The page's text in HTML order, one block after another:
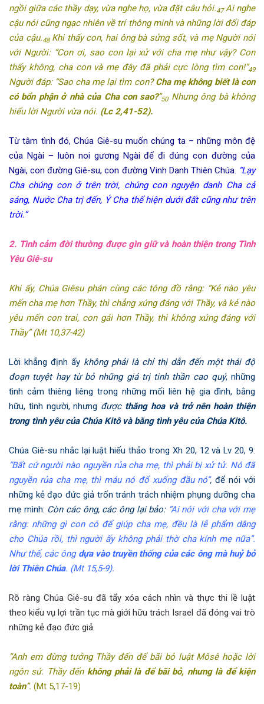
ngồi giữa các thầy dạy, vừa nghe họ, vừa đặt câu hỏi.47Ai nghe
cậu nói cũng ngạc nhiên về trí thông minh và những lời đối đáp
của cậu.48Khi thấy con, hai ông bà sửng sốt, và mẹ Người nói
với Người: “Con ơi, sao con lại xử với cha mẹ như vậy? Con
thấy không, cha con và mẹ đây đã phải cực lòng tìm con!”49
Người đáp: “Sao cha mẹ lại tìm con?Cha mẹ không biết là con
có bổn phận ở nhà của Cha con sao?”50Nhưng ông bà không
hiểu lời Người vừa nói. (Lc 2,41-52).
Từ tâm tình đó, Chúa Giê-su muốn chúng ta – những môn đệ
của Ngài – luôn noi gương Ngài để đi đúng con đường của
Ngài, con đường Giê-su, con đường Vinh Danh Thiên Chúa. “Lạy
Cha chúng con ở trên trời, chúng con nguyện danh Cha cả
sáng, Nước Cha trị đến, Ý Cha thể hiện dưới đất cũng như trên
trời.”
2. Tình cảm đời thường được gìn giữ và hoàn thiện trong Tình
Yêu Giê-su
Khi ấy, Chúa Giêsu phán cùng các tông đồ rằng: “Kẻ nào yêu
mến cha mẹ hơn Thầy, thì chẳng xứng đáng với Thầy, và kẻ nào
yêu mến con trai, con gái hơn Thầy, thì không xứng đáng với
Thầy” (Mt 10,37-42)
Lời khẳng định ấy không phải là chỉ thị dẫn đến một thái độ
đoạn tuyệt hay từ bỏ những giá trị tinh thần cao quý, những
tình cảm thiêng liêng trong những mối liên hệ gia đình, bằng
hữu, tình người, nhưng được thăng hoa và trở nên hoàn thiện
trong tình yêu của Chúa Kitô và bằng tình yêu của Chúa Kitô.
Chúa Giê-su nhắc lại luật hiếu thảo trong Xh 20, 12 và Lv 20, 9:
“Bất cứ người nào nguyền rủa cha mẹ, thì phải bị xử tử. Nó đã
nguyền rủa cha mẹ, thì máu nó đổ xuống đầu nó”,để nói với
những kẻ đạo đức giả trốn tránh trách nhiệm phụng dưỡng cha
mẹ mình: Còn các ông, các ông lại bảo: “Ai nói với cha với mẹ
rằng: những gì con có để giúp cha mẹ, đều là lễ phẩm dâng
cho Chúa rồi, thì người ấy không phải thờ cha kính mẹ nữa”.
Như thế, các ông dựa vào truyền thống của các ông mà huỷ bỏ
lời Thiên Chúa. (Mt 15,5-9).
Rõ ràng Chúa Giê-su đã tẩy xóa cách nhìn và thực thi lề luật
theo kiểu vụ lợi trần tục mà giới hữu trách Israel đã đóng vai trò
những kẻ đạo đức giả.
“Anh em đừng tưởng Thầy đến để bãi bỏ luật Môsê hoặc lời
ngôn sứ. Thầy đến không phải là để bãi bỏ, nhưng là để kiện
toàn”. (Mt 5,17-19)